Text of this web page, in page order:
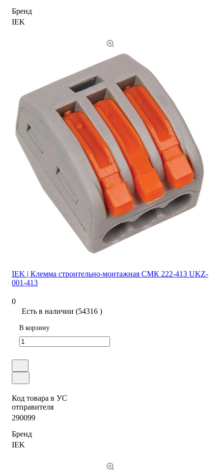
Бренд
IEK
IEK | Клемма строительно-монтажная СМК 222-413 UKZ-
001-413
0
Есть в наличии (54316 )
В корзину
Код товара в УС
отправителя
290099
Бренд
IEK